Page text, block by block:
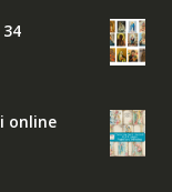
online